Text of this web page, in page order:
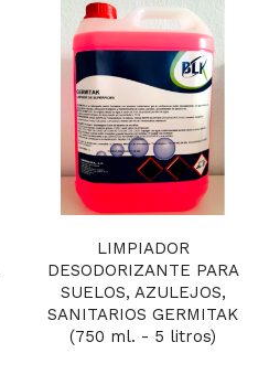
LIMPIADOR
DESODORIZANTE PARA
SUELOS, AZULEJOS,
SANITARIOS GERMITAK
(750 ml. - 5 litros)